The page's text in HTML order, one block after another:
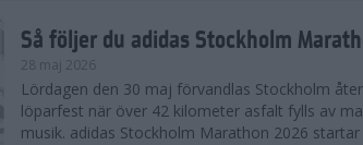
Så följer du adidas Stockholm
28 maj 2026
Lördagen den 30 maj förvandlas Stockholm
löparfest när över 42 kilometer asfalt fylls av
musik. adidas Stockholm Marathon 2026 startar